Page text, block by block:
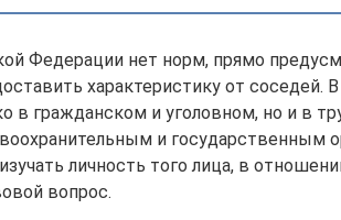
Федерации нет норм, прямо
характеристику от соседей.
в гражданском и уголовном, но и в
и государственным
личность того лица, в
вопрос.